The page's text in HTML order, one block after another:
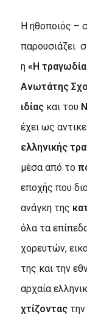
Η ηθοποιός –
παρουσιάζει
η «Η
Ανωτάτης
ιδίαςκαι του
έχει ως
ελληνικής
μέσα από το
εποχής που
ανάγκη της
όλα τα
χορευτών,
της και την
αρχαία
χτίζονταςτην